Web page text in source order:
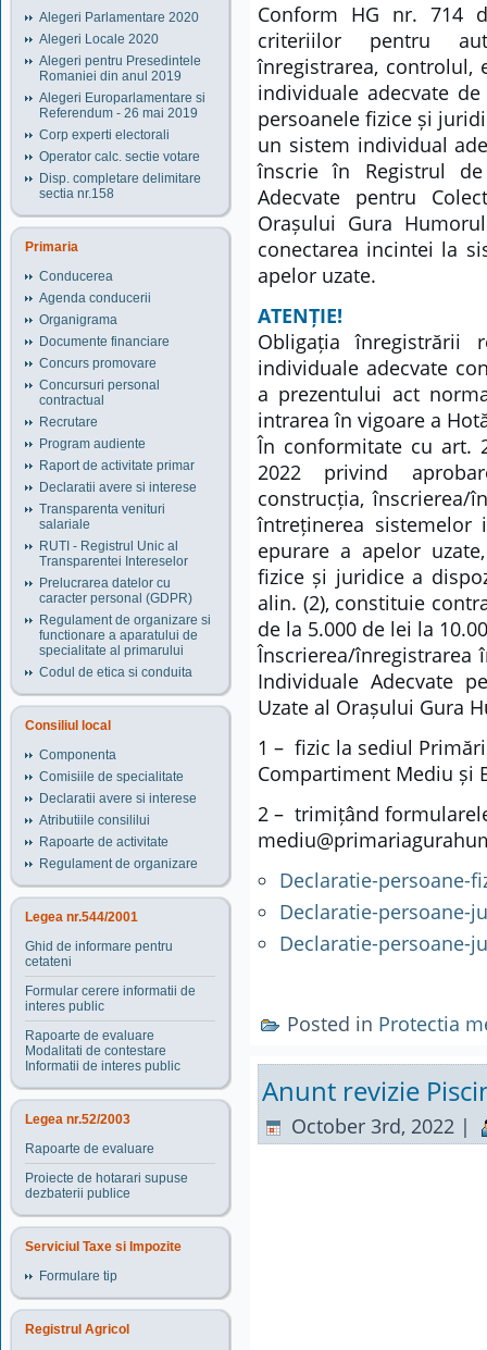
Alegeri Parlamentare 2020
Alegeri Locale 2020
Alegeri pentru Presedintele
Romaniei din anul 2019
Alegeri Europarlamentare si
Referendum - 26 mai 2019
Corp experti electorali
Operator calc. sectie votare
Disp. completare delimitare
sectia nr.158
Primaria
Conducerea
Agenda conducerii
Organigrama
Documente financiare
Concurs promovare
Concursuri personal
contractual
Recrutare
Program audiente
Raport de activitate primar
Declaratii avere si interese
Transparenta venituri
salariale
RUTI - Registrul Unic al
Transparentei Intereselor
Prelucrarea datelor cu
caracter personal (GDPR)
Regulament de organizare si
functionare a aparatului de
specialitate al primarului
Codul de etica si conduita
Consiliul local
Componenta
Comisiile de specialitate
Declaratii avere si interese
Atributiile consililui
Rapoarte de activitate
Regulament de organizare
Legea nr.544/2001
Ghid de informare pentru
cetateni
Formular cerere informatii de
interes public
Rapoarte de evaluare
Modalitati de contestare
Informatii de interes public
Legea nr.52/2003
Rapoarte de evaluare
Proiecte de hotarari supuse
dezbaterii publice
Serviciul Taxe si Impozite
Formulare tip
Registrul Agricol
Conform HG nr. 714
criteriilor pentru
înregistrarea, controlul,
individuale adecvate
persoanele fizice și
un sistem individual
înscrie în Registrul
Adecvate pentru
Orașului Gura
conectarea incintei la
apelor uzate.
ATENȚIE!
Obligația înregistrării
individuale adecvate
a prezentului act
intrarea în vigoare a
În conformitate cu art.
2022 privind
construcția, înscrierea/
întreținerea sistemelor
epurare a apelor
fizice și juridice a
alin. (2), constituie
de la 5.000 de lei la
Înscrierea/înregistrarea
Individuale Adecvate
Uzate al Orașului Gura
1 – fizic la sediul
Compartiment Mediu și
2 – trimițând
Declaratie-persoane-
Declaratie-persoane-
Declaratie-persoane-
Posted in Protectia
Anunt revizie
October 3rd, 2022 |